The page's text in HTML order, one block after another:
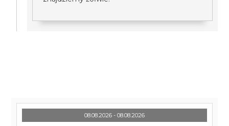
08.08.2026 - 08.08.2026